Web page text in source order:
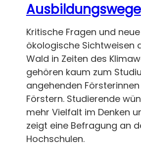
Ausbildungswege
Kritische Fragen und neue
ökologische Sichtweisen
Wald in Zeiten des
gehören kaum zum
angehenden
Förstern. Studierende
mehr Vielfalt im Denken
zeigt eine Befragung an
Hochschulen.